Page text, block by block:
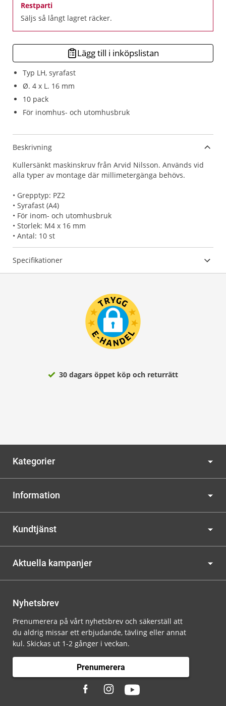
Typ LH, syrafast
Ø. 4 x L. 16 mm
10 pack
För inomhus- och utomhusbruk
Restparti
Säljs så långt lagret räcker.
Lägg till i inköpslistan
Beskrivning
Kullersänkt maskinskruv från Arvid Nilsson. Används vid
alla typer av montage där millimetergänga behövs.
• Grepptyp: PZ2
• Syrafast (A4)
• För inom- och utomhusbruk
• Storlek: M4 x 16 mm
• Antal: 10 st
Specifikationer
30 dagars öppet köp och returrätt
Kategorier
Information
Kundtjänst
Aktuella kampanjer
Nyhetsbrev
Prenumerera på vårt nyhetsbrev och säkerställ att
du aldrig missar ett erbjudande, tävling eller annat
kul. Skickas ut 1-2 gånger i veckan.
Prenumerera